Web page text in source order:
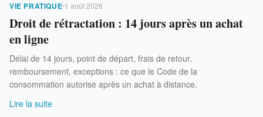
VIE PRATIQUE 1 août 2026
Droit de rétractation : 14 jours après un achat
en ligne
Délai de 14 jours, point de départ, frais de retour,
remboursement, exceptions : ce que le Code de la
consommation autorise après un achat à distance.
Lire la suite